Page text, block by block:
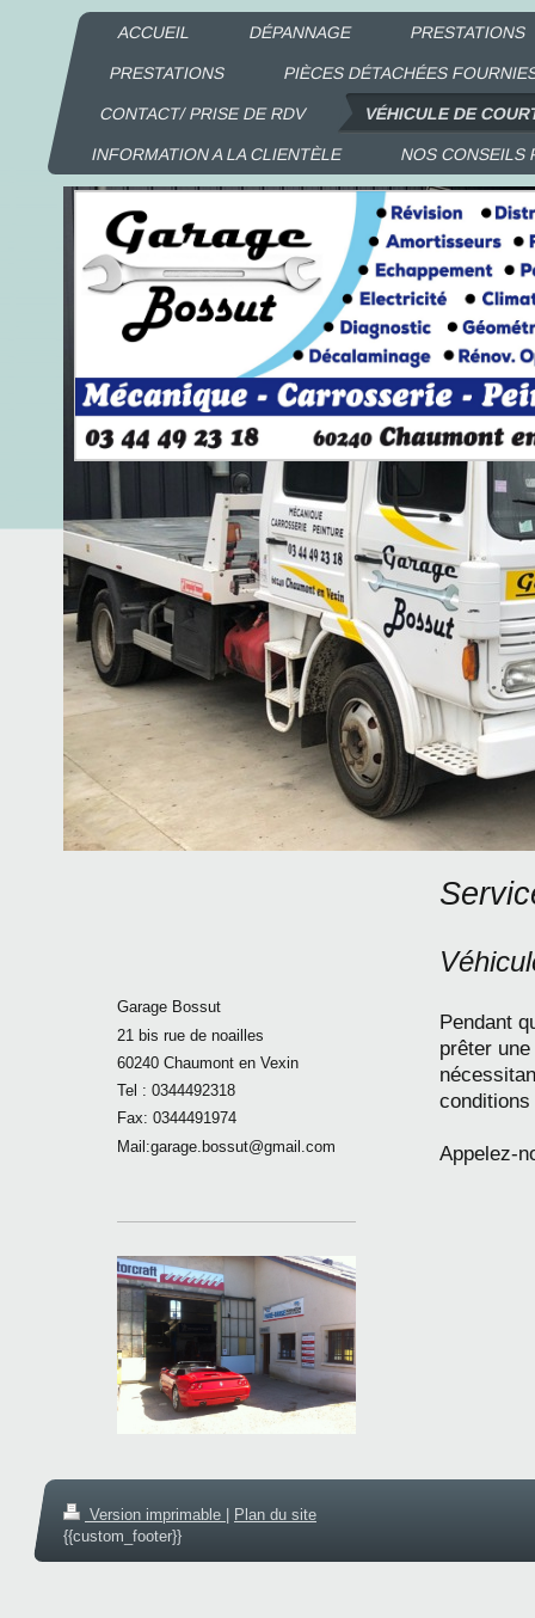
ACCUEIL DÉPANNAGE PRESTATIONS
PRESTATIONS PIÈCES DÉTACHÉES
CONTACT/ PRISE DE RDV VÉHICULE DE
INFORMATION A LA CLIENTÈLE NOS CONSEILS
Pendant
prêter
Appelez-
Garage Bossut
21 bis rue de noailles
60240 Chaumont en Vexin
Tel : 0344492318
Fax: 0344491974
Mail:garage.bossut@gmail.com
Version imprimable
Plan du site
{{custom_footer}}